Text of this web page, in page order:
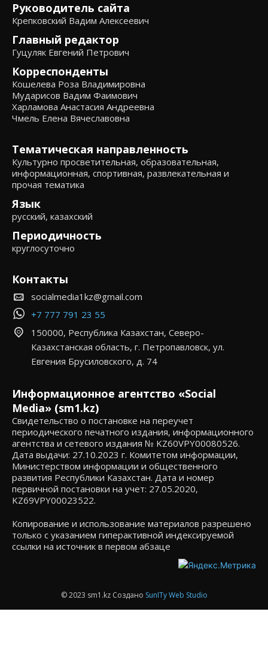
Руководитель сайта
Крепковский Вадим Алексеевич
Главный редактор
Гуцуляк Евгений Петрович
Корреспонденты
Кошелева Роза Владимировна
Мударисов Вадим Фаимович
Харламова Анастасия Андреевна
Чмель Елена Вячеславовна
Тематическая направленность
Культурно просветительная, образовательная,
информационная, спортивная, развлекательная и
прочая тематика
Язык
русский, казахский
Периодичность
круглосуточно
Контакты
socialmedia1kz@gmail.com
+7 777 791 23 55
150000, Республика Казахстан, Северо-
Казахстанская область, г. Петропавловск, ул.
Евгения Брусиловского, д. 74
Информационное агентство «Social
Media» (sm1.kz)
Свидетельство о постановке на переучет
периодического печатного издания, информационного
агентства и сетевого издания № KZ60VPY00080526.
Дата выдачи: 27.10.2023 г. Комитетом информации,
Министерством информации и общественного
развития Республики Казахстан. Дата и номер
первичной постановки на учет: 27.05.2020,
KZ69VPY00023522.
Копирование и использование материалов разрешено
только с указанием гиперактивной индексируемой
ссылки на источник в первом абзаце
© 2023 sm1.kz Создано SunITy Web Studio